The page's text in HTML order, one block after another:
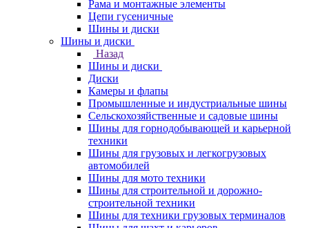
Рама и монтажные элементы
Цепи гусеничные
Шины и диски
Шины и диски
Назад
Шины и диски
Диски
Камеры и флапы
Промышленные и индустриальные шины
Сельскохозяйственные и садовые шины
Шины для горнодобывающей и карьерной
техники
Шины для грузовых и легкогрузовых
автомобилей
Шины для мото техники
Шины для строительной и дорожно-
строительной техники
Шины для техники грузовых терминалов